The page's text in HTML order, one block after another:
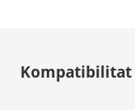
Kompatibilitat